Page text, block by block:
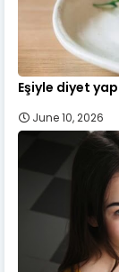
Eşiyle diyet
June 10, 2026